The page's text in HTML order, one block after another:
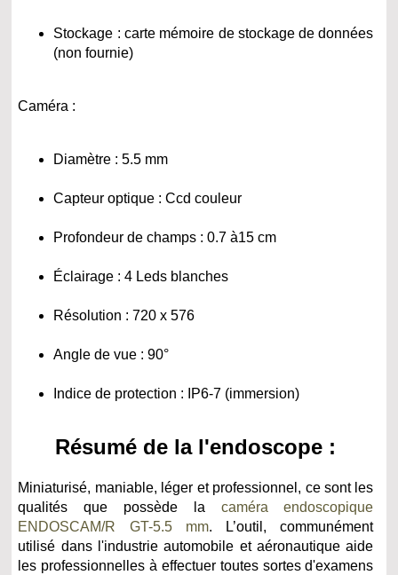
Stockage : carte mémoire de stockage de données
(non fournie)
Caméra :
Diamètre : 5.5 mm
Capteur optique : Ccd couleur
Profondeur de champs : 0.7 à15 cm
Éclairage : 4 Leds blanches
Résolution : 720 x 576
Angle de vue : 90°
Indice de protection : IP6-7 (immersion)
Résumé de la l'endoscope :
Miniaturisé, maniable, léger et professionnel, ce sont les
qualités que possède la caméra endoscopique
ENDOSCAM/R GT-5.5 mm. L’outil, communément
utilisé dans l'industrie automobile et aéronautique aide
les professionnelles à effectuer toutes sortes d'examens